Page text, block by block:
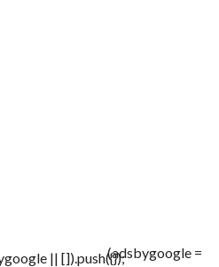
(adsbygoogle =
|| []).push({});